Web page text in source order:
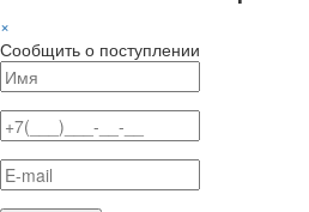
×
Сообщить о поступлении